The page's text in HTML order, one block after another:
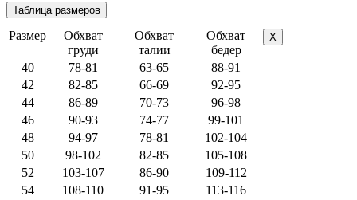
Размер
Обхват
груди
Обхват
талии
Обхват
бедер
X
40 78-81 63-65
88-91
42
82-85 66-69
92-95
44
86-89 70-73
96-98
46
90-93 74-77
99-101
48
94-97 78-81
102-104
50
98-102 82-85
105-108
52
103-107 86-90
109-112
54
108-110 91-95
113-116